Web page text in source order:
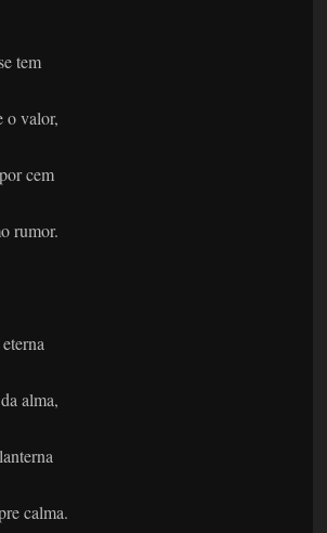
tem
o valor,
cem
rumor.
alma,
calma.